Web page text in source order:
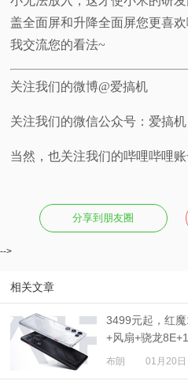
盖全面屏和升降全面屏您更喜
我交流您的看法~
关注我们的微博@爱搞机
关注我们的微信公众号：爱搞机
当然，也关注我们的哔哩哔哩
分享到朋友圈
-->
相关文章
3499元起，红
+风扇+骁龙
iQOO Neo11等
布朗 01月20